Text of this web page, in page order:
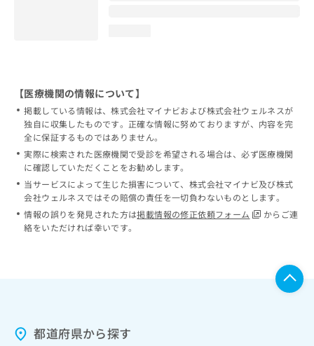
【医療機関の情報について】
掲載している情報は、株式会社マイナビおよび株式会社ウェルネスが
独自に収集したものです。正確な情報に努めておりますが、内容を完
全に保証するものではありません。
実際に検索された医療機関で受診を希望される場合は、必ず医療機関
に確認していただくことをお勧めします。
当サービスによって生じた損害について、株式会社マイナビ及び株式
会社ウェルネスではその賠償の責任を一切負わないものとします。
情報の誤りを発見された方は掲載情報の修正依頼フォーム
からご連
絡をいただければ幸いです。
都道府県から探す